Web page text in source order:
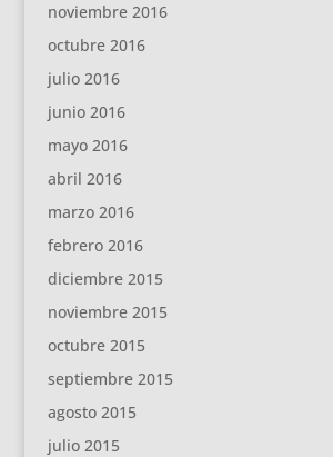
noviembre 2016
octubre 2016
julio 2016
junio 2016
mayo 2016
abril 2016
marzo 2016
febrero 2016
diciembre 2015
noviembre 2015
octubre 2015
septiembre 2015
agosto 2015
julio 2015